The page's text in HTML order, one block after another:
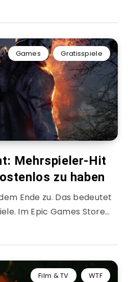
Games Gratisspiele
Mehrspieler-Hit
zu haben
Ende zu. Das bedeutet
Im Epic Games Store…
Film & TV WTF